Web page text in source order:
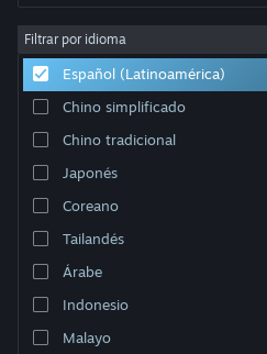
Acerca de
Soporte
Cambiar idioma
Obtener la aplicación de Steam
Ver versión clásica
Filtrar por idioma
Español (Latinoamérica)
Chino simplificado
Chino tradicional
Japonés
Coreano
Tailandés
Árabe
Indonesio
Malayo
Ordenar por Relevancia
0 resultado(s) coinciden con la
título según tus preferencias.